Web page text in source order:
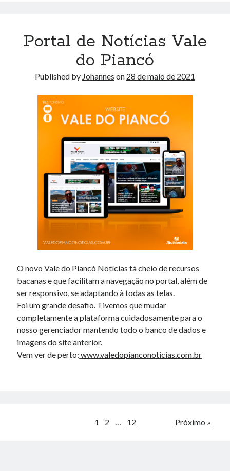
Portal de Notícias Vale
do Piancó
Published by Johannes on 28 de maio de 2021
O novo Vale do Piancó Notícias tá cheio de recursos
bacanas e que facilitam a navegação no portal, além de
ser responsivo, se adaptando à todas as telas.
Foi um grande desafio. Tivemos que mudar
completamente a plataforma cuidadosamente para o
nosso gerenciador mantendo todo o banco de dados e
imagens do site anterior.
Vem ver de perto: www.valedopianconoticias.com.br
1 2 12 Próximo »